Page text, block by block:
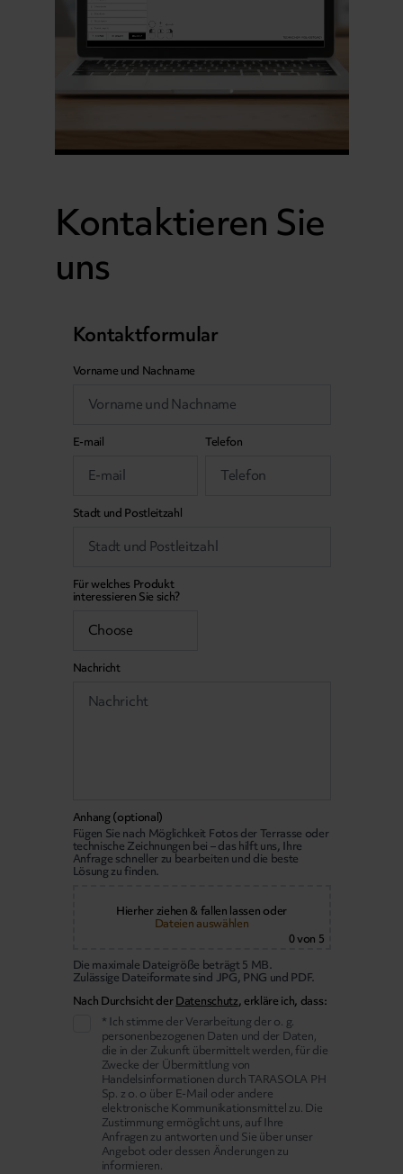
Kontaktieren Sie
uns
Kontaktformular
Vorname und Nachname
E-mail Telefon
Stadt und Postleitzahl
Für welches Produkt
interessieren Sie sich?
Nachricht
Anhang (optional)
Fügen Sie nach Möglichkeit Fotos der Terrasse oder
technische Zeichnungen bei – das hilft uns, Ihre
Anfrage schneller zu bearbeiten und die beste
Lösung zu finden.
Hierher ziehen & fallen lassen oder
Dateien auswählen
0von 5
Die maximale Dateigröße beträgt 5 MB.
Zulässige Dateiformate sind JPG, PNG und PDF.
Nach Durchsicht derDatenschutz, erkläre ich, dass:
* Ich stimme der Verarbeitung der o. g.
personenbezogenen Daten und der Daten,
die in der Zukunft übermittelt werden, für die
Zwecke der Übermittlung von
Handelsinformationen durch TARASOLA PH
Sp. z o. o über E-Mail oder andere
elektronische Kommunikationsmittel zu. Die
Zustimmung ermöglicht uns, auf Ihre
Anfragen zu antworten und Sie über unser
Angebot oder dessen Änderungen zu
informieren.